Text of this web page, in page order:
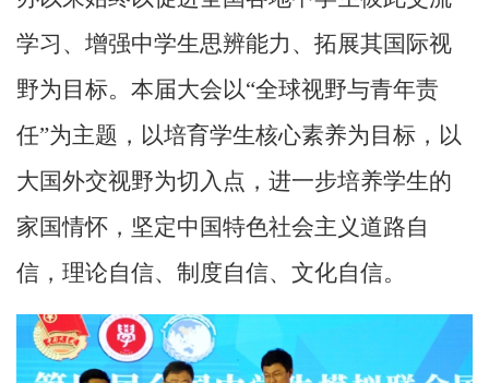
学习、增强中学生思辨能力、拓展其国际视
野为目标。本届大会以“全球视野与青年责
任”为主题，以培育学生核心素养为目标，以
大国外交视野为切入点，进一步培养学生的
家国情怀，坚定中国特色社会主义道路自
信，理论自信、 制度自信、文化自信。